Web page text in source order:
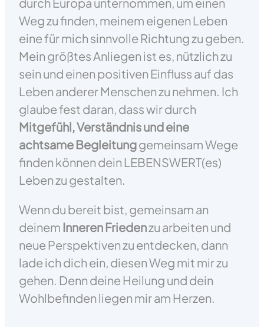
Weg zu finden, meinem eigenen Leben
eine für mich sinnvolle Richtung zu geben.
Mein größtes Anliegen ist es, nützlich zu
sein und einen positiven Einfluss auf das
Leben anderer Menschen zu nehmen. Ich
glaube fest daran, dass wir durch
Mitgefühl, Verständnis und eine
achtsame Begleitunggemeinsam Wege
finden können dein LEBENSWERT(es)
Leben zu gestalten.
Wenn du bereit bist, gemeinsam an
deinem Inneren Friedenzu arbeiten und
neue Perspektiven zu entdecken, dann
lade ich dich ein, diesen Weg mit mir zu
gehen. Denn deine Heilung und dein
Wohlbefinden liegen mir am Herzen.